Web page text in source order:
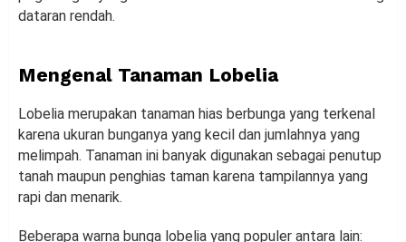
dataran rendah.
Mengenal Tanaman Lobelia
Lobelia merupakan tanaman hias berbunga yang terkenal
karena ukuran bunganya yang kecil dan jumlahnya yang
melimpah. Tanaman ini banyak digunakan sebagai penutup
tanah maupun penghias taman karena tampilannya yang
rapi dan menarik.
Beberapa warna bunga lobelia yang populer antara lain: